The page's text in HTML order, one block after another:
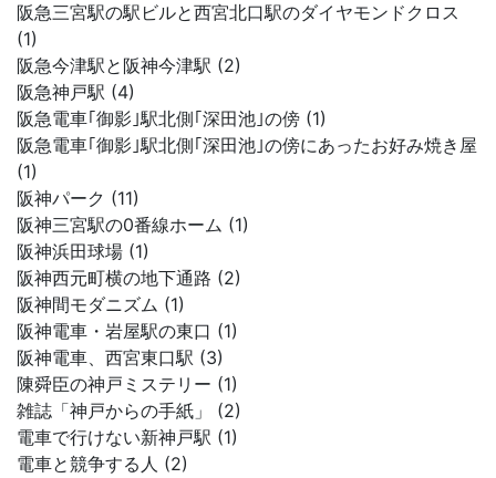
阪急三宮駅の駅ビルと西宮北口駅のダイヤモンドクロス
(1)
阪急今津駅と阪神今津駅 (2)
阪急神戸駅 (4)
阪急電車｢御影｣駅北側｢深田池｣の傍 (1)
阪急電車｢御影｣駅北側｢深田池｣の傍にあったお好み焼き屋
(1)
阪神パーク (11)
阪神三宮駅の0番線ホーム (1)
阪神浜田球場 (1)
阪神西元町横の地下通路 (2)
阪神間モダニズム (1)
阪神電車・岩屋駅の東口 (1)
阪神電車、西宮東口駅 (3)
陳舜臣の神戸ミステリー (1)
雑誌「神戸からの手紙」 (2)
電車で行けない新神戸駅 (1)
電車と競争する人 (2)